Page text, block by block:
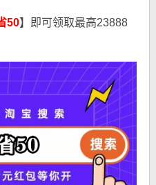
50】即可领取最高23888